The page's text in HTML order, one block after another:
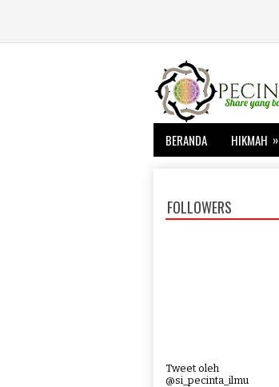
BERANDA HIKMAH »
FOLLOWERS
Tweet oleh
@si_pecinta_ilmu